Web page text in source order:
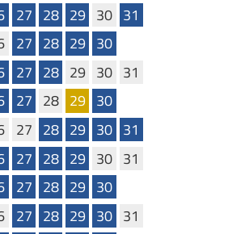
27 28 29 30 31
27 28 29 30
27 28 29 30 31
27 28 29 30
27 28 29 30 31
27 28 29 30 31
27 28 29 30
27 28 29 30 31